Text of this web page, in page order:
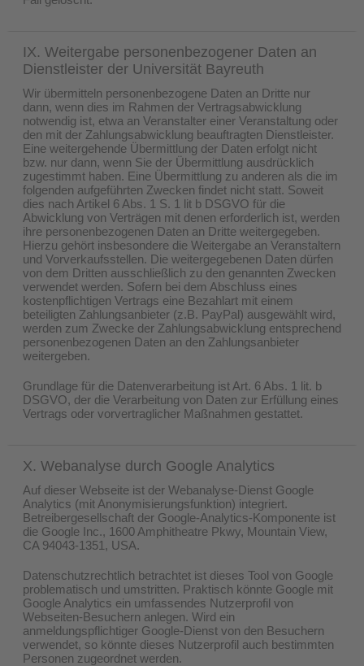
IX. Weitergabe personenbezogener Daten an
Dienstleister der Universität Bayreuth
Wir übermitteln personenbezogene Daten an Dritte nur
dann, wenn dies im Rahmen der Vertragsabwicklung
notwendig ist, etwa an Veranstalter einer Veranstaltung oder
den mit der Zahlungsabwicklung beauftragten Dienstleister.
Eine weitergehende Übermittlung der Daten erfolgt nicht
bzw. nur dann, wenn Sie der Übermittlung ausdrücklich
zugestimmt haben. Eine Übermittlung zu anderen als die im
folgenden aufgeführten Zwecken findet nicht statt. Soweit
dies nach Artikel 6 Abs. 1 S. 1 lit b DSGVO für die
Abwicklung von Verträgen mit denen erforderlich ist, werden
ihre personenbezogenen Daten an Dritte weitergegeben.
Hierzu gehört insbesondere die Weitergabe an Veranstaltern
und Vorverkaufsstellen. Die weitergegebenen Daten dürfen
von dem Dritten ausschließlich zu den genannten Zwecken
verwendet werden. Sofern bei dem Abschluss eines
kostenpflichtigen Vertrags eine Bezahlart mit einem
beteiligten Zahlungsanbieter (z.B. PayPal) ausgewählt wird,
werden zum Zwecke der Zahlungsabwicklung entsprechend
personenbezogenen Daten an den Zahlungsanbieter
weitergeben.
Grundlage für die Datenverarbeitung ist Art. 6 Abs. 1 lit. b
DSGVO, der die Verarbeitung von Daten zur Erfüllung eines
Vertrags oder vorvertraglicher Maßnahmen gestattet.
X. Webanalyse durch Google Analytics
Auf dieser Webseite ist der Webanalyse-Dienst Google
Analytics (mit Anonymisierungsfunktion) integriert.
Betreibergesellschaft der Google-Analytics-Komponente ist
die Google Inc., 1600 Amphitheatre Pkwy, Mountain View,
CA 94043-1351, USA.
Datenschutzrechtlich betrachtet ist dieses Tool von Google
problematisch und umstritten. Praktisch könnte Google mit
Google Analytics ein umfassendes Nutzerprofil von
Webseiten-Besuchern anlegen. Wird ein
anmeldungspflichtiger Google-Dienst von den Besuchern
verwendet, so könnte dieses Nutzerprofil auch bestimmten
Personen zugeordnet werden.